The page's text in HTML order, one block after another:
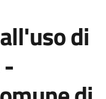
di